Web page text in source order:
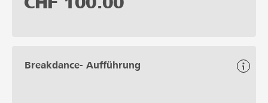
Breakdance- Aufführung